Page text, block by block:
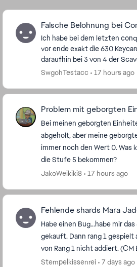
Falsche Belohnung bei
Ich habe bei dem letzten
vor ende exakt die 630
daraufhin bei 3 von 4 der
hatte ich nicht genug
SwgohTestacc 17 hours ago
Problem mit geborgten
Bei meinen geborgten
abgeholt, aber meine
immer noch den Wert 0. Was
die Stufe 5 bekommen?
JakoWeikiki8
17 hours ago
Fehlende shards Mara
Habe einen Bug...habe mir
gekauft. Dann rang 1
von Rang 1 nicht addiert.
Stempelkissenrei
7 days ago